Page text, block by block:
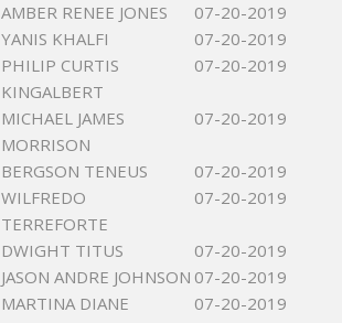
AMBER RENEE JONES
07-20-2019
YANIS KHALFI
07-20-2019
PHILIP CURTIS
KINGALBERT
07-20-2019
MICHAEL JAMES
MORRISON
07-20-2019
BERGSON TENEUS
07-20-2019
WILFREDO
TERREFORTE
07-20-2019
DWIGHT TITUS
07-20-2019
JASON ANDRE JOHNSON 07-20-2019
MARTINA DIANE
07-20-2019